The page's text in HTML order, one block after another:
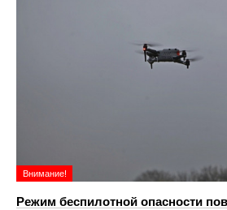
Внимание!
Режим беспилотной опасности